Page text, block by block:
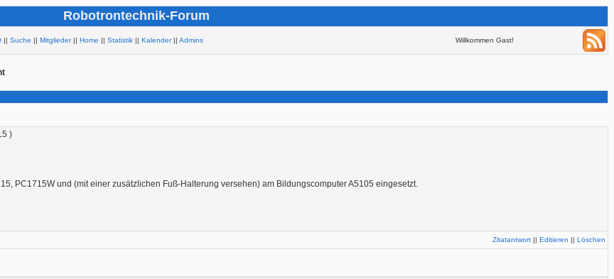
Robotrontechnik-Forum
|| Suche || Mitglieder|| Home || Statistik|| Kalender|| Admins Willkommen Gast!
)
PC1715W und (mit einer zusätzlichen Fuß-Halterung versehen) am Bildungscomputer A5105 eingesetzt.
Zitatantwort || Editieren || Löschen